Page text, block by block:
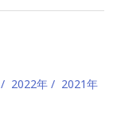
2022年 2021年